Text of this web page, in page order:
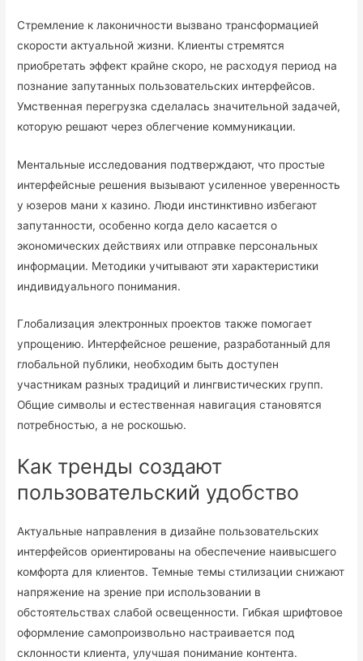
Стремление к лаконичности вызвано трансформацией
скорости актуальной жизни. Клиенты стремятся
приобретать эффект крайне скоро, не расходуя период на
познание запутанных пользовательских интерфейсов.
Умственная перегрузка сделалась значительной задачей,
которую решают через облегчение коммуникации.
Ментальные исследования подтверждают, что простые
интерфейсные решения вызывают усиленное уверенность
у юзеров мани х казино. Люди инстинктивно избегают
запутанности, особенно когда дело касается о
экономических действиях или отправке персональных
информации. Методики учитывают эти характеристики
индивидуального понимания.
Глобализация электронных проектов также помогает
упрощению. Интерфейсное решение, разработанный для
глобальной публики, необходим быть доступен
участникам разных традиций и лингвистических групп.
Общие символы и естественная навигация становятся
потребностью, а не роскошью.
Как тренды создают
пользовательский удобство
Актуальные направления в дизайне пользовательских
интерфейсов ориентированы на обеспечение наивысшего
комфорта для клиентов. Темные темы стилизации снижают
напряжение на зрение при использовании в
обстоятельствах слабой освещенности. Гибкая шрифтовое
оформление самопроизвольно настраивается под
склонности клиента, улучшая понимание контента.